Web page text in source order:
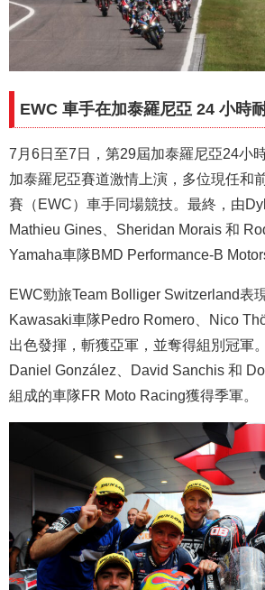
EWC 車手在加泰羅尼亞 24 小時
7月6日至7日，第29屆加泰羅尼亞24小
加泰羅尼亞賽道激情上演，多位現任和
賽（EWC）車手同場競技。最終，由
Mathieu Gines、Sheridan Morais 和
Yamaha車隊BMD Performance-B
EWC勁旅Team Bolliger Switzerland表
Kawasaki車隊Pedro Romero、Nico
出色發揮，斬獲亞軍，並奪得組別冠軍
Daniel González、David Sanchis 和
組成的車隊FR Moto Racing獲得季軍。